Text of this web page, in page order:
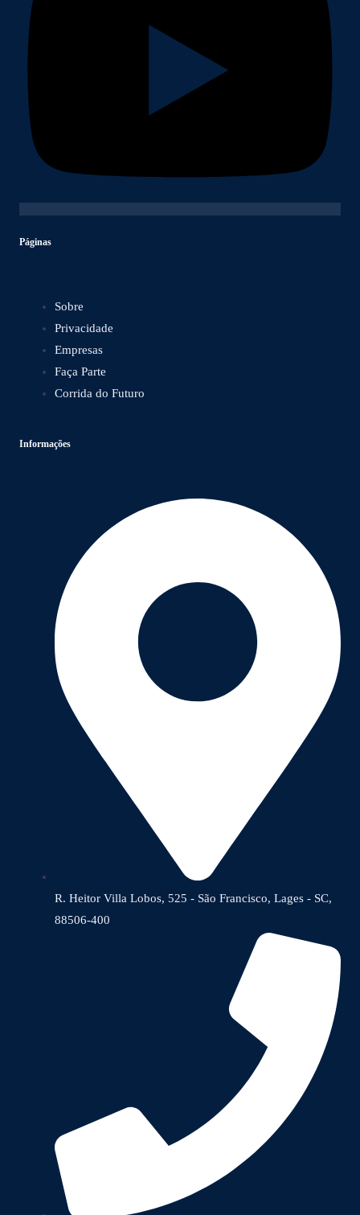
Páginas
Sobre
Privacidade
Empresas
Faça Parte
Corrida do Futuro
Informações
R. Heitor Villa Lobos, 525 - São Francisco, Lages - SC,
88506-400